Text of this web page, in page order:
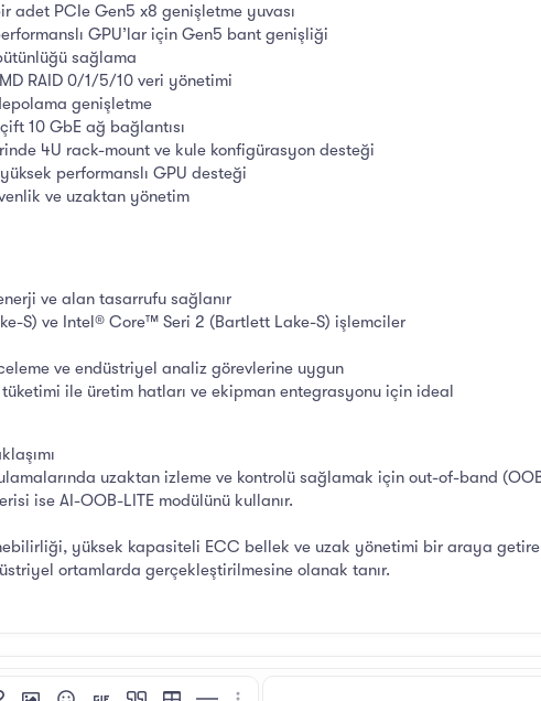
adet PCIe Gen5 x8 genişletme yuvası
GPU’lar için Gen5 bant genişliği
sağlama
RAID 0/1/5/10 veri yönetimi
genişletme
10 GbE ağ bağlantısı
4U rack-mount ve kule konfigürasyon desteği
performanslı GPU desteği
ve uzaktan yönetim
ve alan tasarrufu sağlanır
S) ve Intel® Core™ Seri 2 (Bartlett Lake-S) işlemciler
ve endüstriyel analiz görevlerine uygun
ile üretim hatları ve ekipman entegrasyonu için ideal
uzaktan izleme ve kontrolü sağlamak için out-of-band
ise AI-OOB-LITE modülünü kullanır.
yüksek kapasiteli ECC bellek ve uzak yönetimi bir araya
ortamlarda gerçekleştirilmesine olanak tanır.